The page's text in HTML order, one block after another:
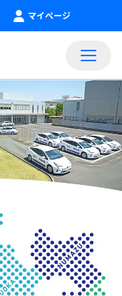
マイページ